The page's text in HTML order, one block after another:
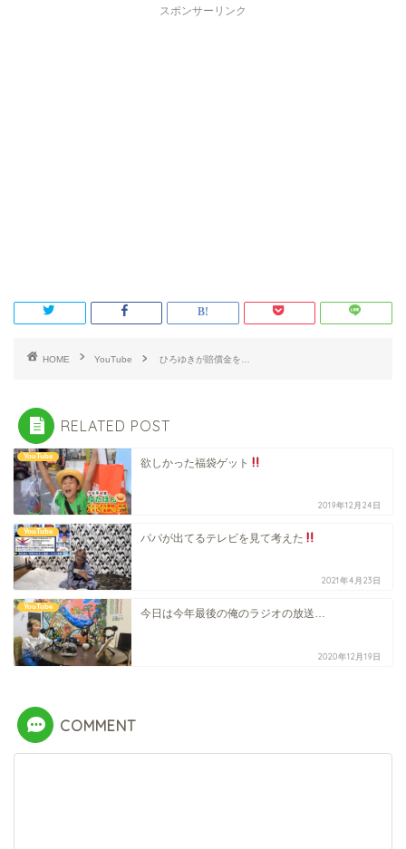
スポンサーリンク
HOME YouTube ひろゆきが賠償金を…
RELATED POST
YouTube
欲しかった福袋ゲット
2019年12月24日
YouTube
パパが出てるテレビを見て考えた
2021年4月23日
YouTube
今日は今年最後の俺のラジオの放送…
2020年12月19日
COMMENT